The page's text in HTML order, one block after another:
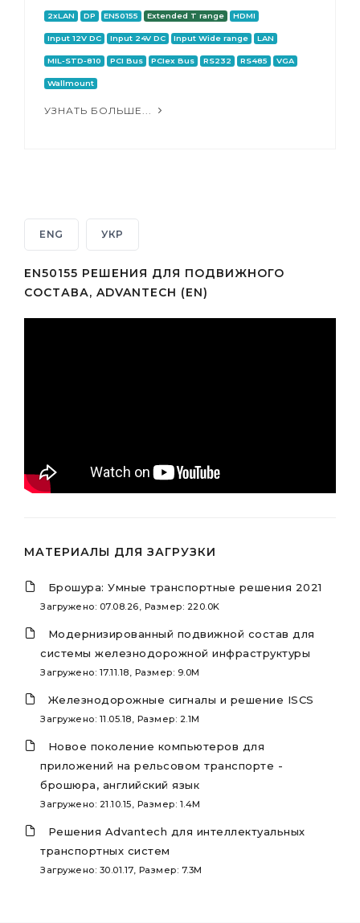
2xLAN DP EN50155 Extended T range HDMI
Input 12V DC Input 24V DC Input Wide range LAN
MIL-STD-810 PCI Bus PCIex Bus RS232 RS485 VGA
Wallmount
УЗНАТЬ БОЛЬШЕ...
ENG УКР
EN50155 РЕШЕНИЯ ДЛЯ ПОДВИЖНОГО
СОСТАВА, ADVANTECH (EN)
МАТЕРИАЛЫ ДЛЯ ЗАГРУЗКИ
Брошура: Умные транспортные решения 2021
Загружено: 07.08.26, Размер: 220.0K
Модернизированный подвижной состав для
системы железнодорожной инфраструктуры
Загружено: 17.11.18, Размер: 9.0M
Железнодорожные сигналы и решение ISCS
Загружено: 11.05.18, Размер: 2.1M
Новое поколение компьютеров для
приложений на рельсовом транспорте -
брошюра, английский язык
Загружено: 21.10.15, Размер: 1.4M
Решения Advantech для интеллектуальных
транспортных систем
Загружено: 30.01.17, Размер: 7.3M